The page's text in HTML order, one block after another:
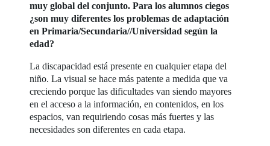
muy global del conjunto. Para los alumnos ciegos
¿son muy diferentes los problemas de adaptación
en Primaria/Secundaria//Universidad según la
edad?
La discapacidad está presente en cualquier etapa del
niño. La visual se hace más patente a medida que va
creciendo porque las dificultades van siendo mayores
en el acceso a la información, en contenidos, en los
espacios, van requiriendo cosas más fuertes y las
necesidades son diferentes en cada etapa.